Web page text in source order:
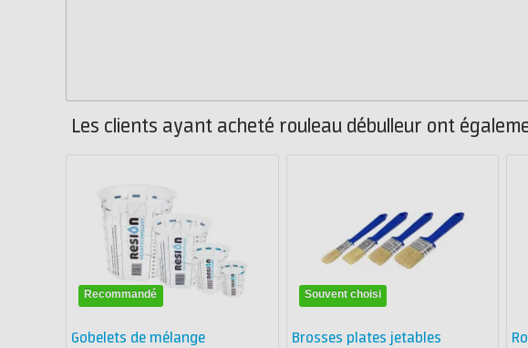
Les clients ayant acheté rouleau débulleur ont
Recommandé
Gobelets de mélange
Souvent choisi
Brosses plates jetables